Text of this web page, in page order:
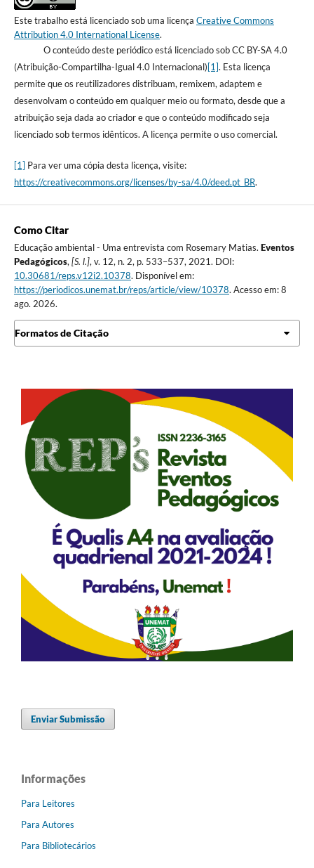
Este trabalho está licenciado sob uma licença Creative Commons
Attribution 4.0 International License.
O conteúdo deste periódico está licenciado sob CC BY-SA 4.0
(Atribuição-Compartilha-Igual 4.0 Internacional)[1]. Esta licença
permite que os reutilizadores distribuam, remixem, adaptem e
desenvolvam o conteúdo em qualquer meio ou formato, desde que a
atribuição seja dada ao criador e que o conteúdo modificado seja
licenciado sob termos idênticos. A licença permite o uso comercial.
[1] Para ver uma cópia desta licença, visite:
https://creativecommons.org/licenses/by-sa/4.0/deed.pt_BR.
Como Citar
Educação ambiental - Uma entrevista com Rosemary Matias. Eventos
Pedagógicos,[S. l.], v. 12, n. 2, p. 533–537, 2021. DOI:
10.30681/reps.v12i2.10378. Disponível em:
https://periodicos.unemat.br/reps/article/view/10378. Acesso em: 8
ago. 2026.
Formatos de Citação
Enviar Submissão
Informações
Para Leitores
Para Autores
Para Bibliotecários